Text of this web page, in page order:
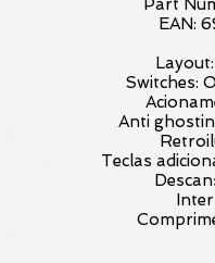
Part
EAN:
Switches:
Anti
Teclas